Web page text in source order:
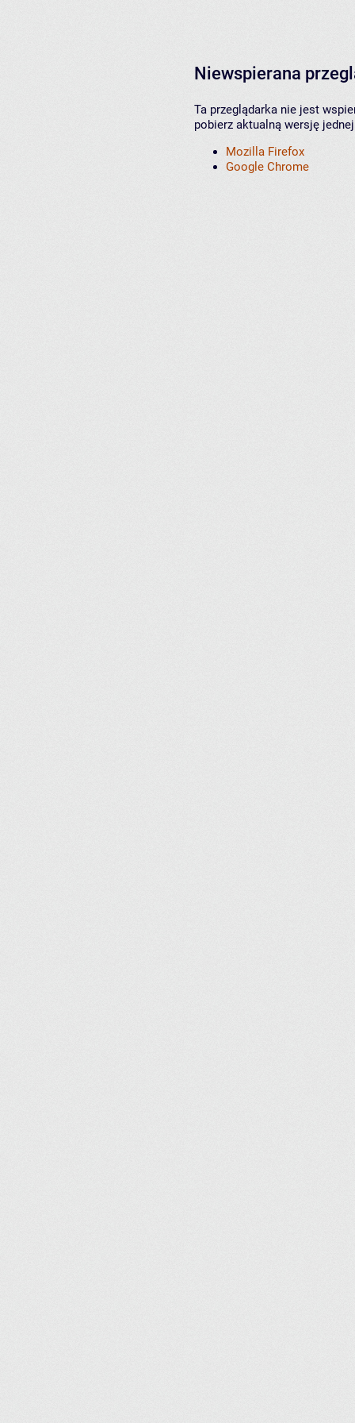
Niewspierana
Ta przeglądarka nie jest
pobierz aktualną wersję
Mozilla Firefox
Google Chrome